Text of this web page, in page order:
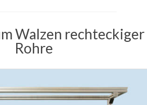
Walzen rechteckiger
Rohre